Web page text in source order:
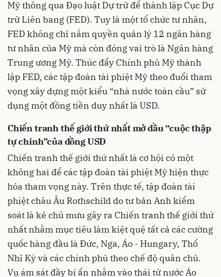
Mỹ thông qua Đạo luật Dự trữ để thành lập Cục Dự
trữ Liên bang (FED). Tuy là một tổ chức tư nhân,
FED không chỉ nắm quyền quản lý 12 ngân hàng
tư nhân của Mỹ mà còn đóng vai trò là Ngân hàng
Trung ương Mỹ. Thúc đẩy Chính phủ Mỹ thành
lập FED, các tập đoàn tài phiệt Mỹ theo đuổi tham
vọng xây dựng một kiểu “nhà nước toàn cầu” sử
dụng một đồng tiền duy nhất là USD.
Chiến tranh thế giới thứ nhất mở đầu “cuộc thập
tự chinh”của đồng USD
Chiến tranh thế giới thứ nhất là cơ hội có một
không hai để các tập đoàn tài phiệt Mỹ hiện thực
hóa tham vọng này. Trên thực tế, tập đoàn tài
phiệt châu Âu Rothschild do tư bản Anh kiểm
soát là kẻ chủ mưu gây ra Chiến tranh thế giới thứ
nhất nhằm mục tiêu làm kiệt quệ tất cả các cường
quốc hàng đầu là Đức, Nga, Áo - Hungary, Thổ
Nhĩ Kỳ và các chính phủ theo chế độ quân chủ.
Vụ ám sát đầy bí ẩn nhằm vào thái tử nước Áo